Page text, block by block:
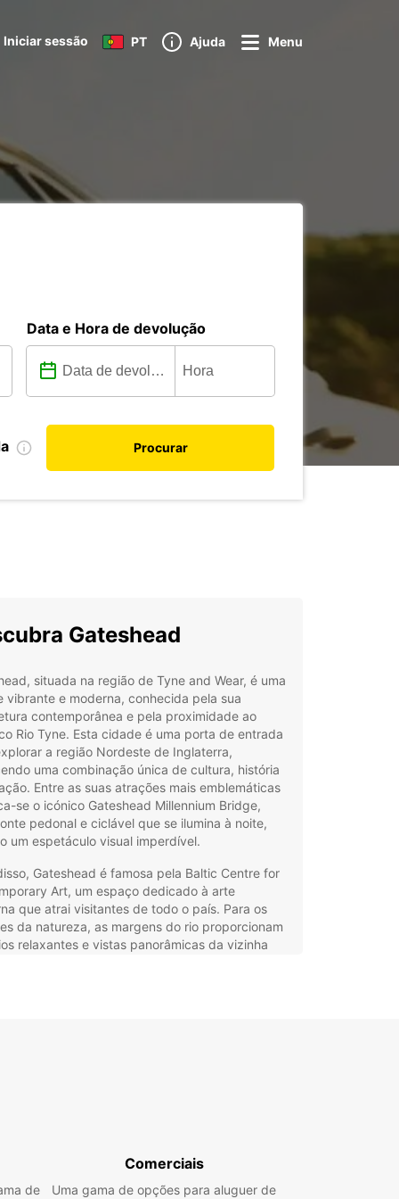
Iniciar sessão PT Ajuda Menu
Data e Hora de devolução
Procurar
Gateshead
situada na região de Tyne and Wear, é uma
vibrante e moderna, conhecida pela sua
contemporânea e pela proximidade ao
Rio Tyne. Esta cidade é uma porta de entrada
a região Nordeste de Inglaterra,
uma combinação única de cultura, história
Entre as suas atrações mais emblemáticas
se o icónico Gateshead Millennium Bridge,
pedonal e ciclável que se ilumina à noite,
um espetáculo visual imperdível.
Gateshead é famosa pela Baltic Centre for
Art, um espaço dedicado à arte
que atrai visitantes de todo o país. Para os
da natureza, as margens do rio proporcionam
relaxantes e vistas panorâmicas da vizinha
as necessidades, desde carros citadinos
a SUVs espaçosos, passando por carros de
de
Comerciais
Uma gama de opções para aluguer de